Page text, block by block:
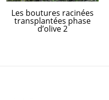
Les boutures racinées
transplantées phase
d’olive 2